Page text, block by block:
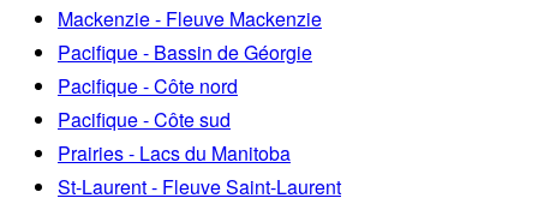
Mackenzie - Fleuve Mackenzie
Pacifique - Bassin de Géorgie
Pacifique - Côte nord
Pacifique - Côte sud
Prairies - Lacs du Manitoba
St-Laurent - Fleuve Saint-Laurent